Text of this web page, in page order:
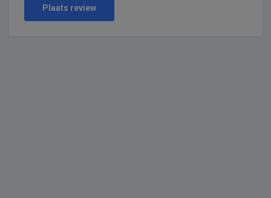
Plaats review